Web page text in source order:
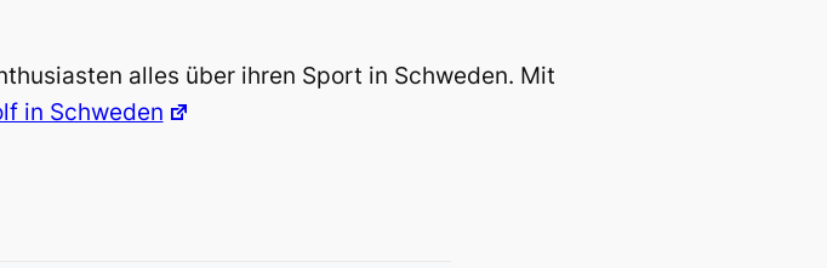
alles über ihren Sport in Schweden. Mit
in Schweden